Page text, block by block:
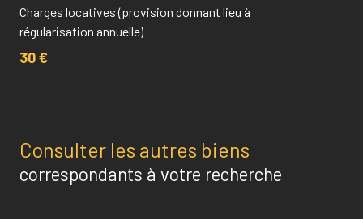
Charges locatives (provision donnant lieu à
régularisation annuelle)
30 €
Consulter les autres biens
correspondants à votre recherche